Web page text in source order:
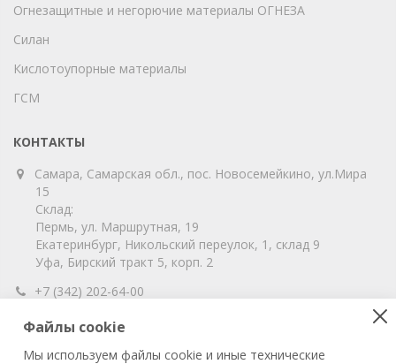
Огнезащитные и негорючие материалы ОГНЕЗА
Силан
Кислотоупорные материалы
ГСМ
КОНТАКТЫ
Самара, Самарская обл., пос. Новосемейкино, ул.Мира
15
Склад:
Пермь, ул. Маршрутная, 19
Екатеринбург, Никольский переулок, 1, склад 9
Уфа, Бирский тракт 5, корп. 2
+7 (342) 202-64-00
info@vitahim-perm.ru
ООО «ВитаХим Пермь»
Файлы cookie
Мы используем файлы cookie и иные технические